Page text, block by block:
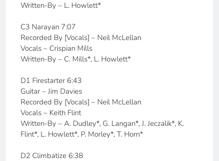
Written-By – L. Howlett*
C3 Narayan 7:07
Recorded By [Vocals] – Neil McLellan
Vocals – Crispian Mills
Written-By – C. Mills*, L. Howlett*
D1 Firestarter 6:43
Guitar – Jim Davies
Recorded By [Vocals] – Neil McLellan
Vocals – Keith Flint
Written-By – A. Dudley*, G. Langan*, J. Jeczalik*, K.
Flint*, L. Howlett*, P. Morley*, T. Horn*
D2 Climbatize 6:38